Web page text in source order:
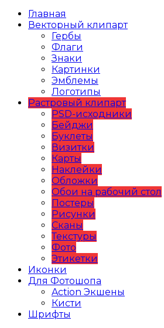
Главная
Векторный клипарт
Гербы
Флаги
Знаки
Картинки
Эмблемы
Логотипы
Растровый клипарт
PSD-исходники
Бейджи
Буклеты
Визитки
Карты
Наклейки
Обложки
Обои на рабочий стол
Постеры
Рисунки
Сканы
Текстуры
Фото
Этикетки
Иконки
Для Фотошопа
Action Экшены
Кисти
Шрифты